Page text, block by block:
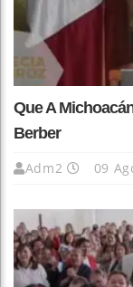
Que A
Berber
Adm2 09